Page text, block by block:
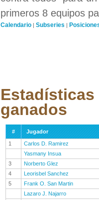
primeros 8 equipos
Calendario | Subseries |
ganados
#
Jugador
1
Carlos D. Ramirez
Yasmany Insua
3
Norberto Glez
4
Leorisbel Sanchez
5
Frank O. San Martin
Lazaro J. Najarro